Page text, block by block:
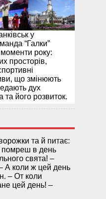
у
“Галки”
моменти року:
просторів,
що змінюють
дух
та його розвиток.
та й питає:
помреш в день
свята! –
А коли ж цей день
– От коли
цей день! –